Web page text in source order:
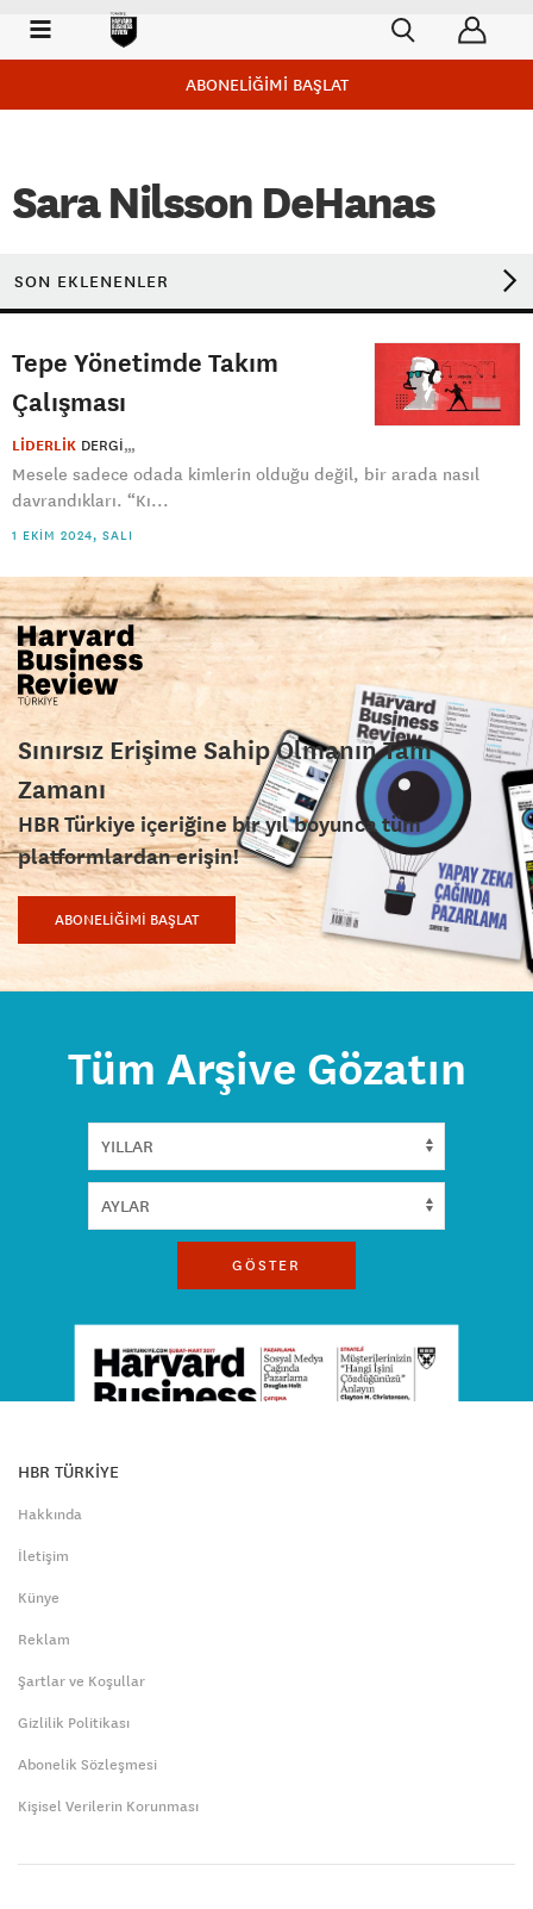
ABONELİĞİMİ BAŞLAT
Sara Nilsson DeHanas
SON EKLENENLER
Tepe Yönetimde Takım
Çalışması
LİDERLİK DERGI
Mesele sadece odada kimlerin olduğu değil, bir arada nasıl
davrandıkları. “Kı...
1 EKIM 2024, SALI
Sınırsız Erişime Sahip Olmanın Tam
Zamanı
HBR Türkiye içeriğine bir yıl boyunca tüm
platformlardan erişin!
ABONELİĞİMİ BAŞLAT
Tüm Arşive Gözatın
GÖSTER
HBR TÜRKİYE
Hakkında
İletişim
Künye
Reklam
Şartlar ve Koşullar
Gizlilik Politikası
Abonelik Sözleşmesi
Kişisel Verilerin Korunması